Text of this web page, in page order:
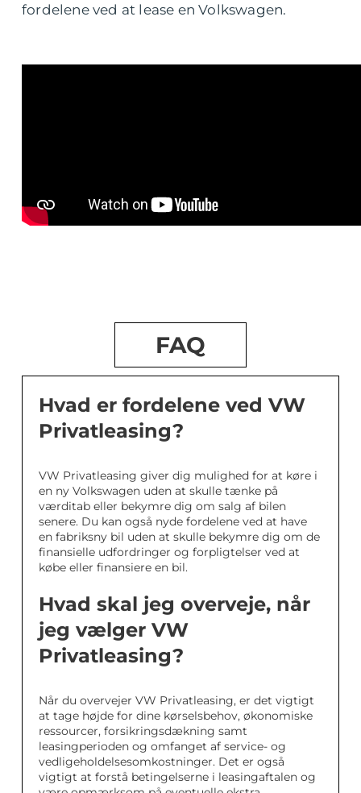
fordelene ved at lease en Volkswagen.
FAQ
Hvad er fordelene ved VW
Privatleasing?
VW Privatleasing giver dig mulighed for at køre i
en ny Volkswagen uden at skulle tænke på
værditab eller bekymre dig om salg af bilen
senere. Du kan også nyde fordelene ved at have
en fabriksny bil uden at skulle bekymre dig om de
finansielle udfordringer og forpligtelser ved at
købe eller finansiere en bil.
Hvad skal jeg overveje, når
jeg vælger VW
Privatleasing?
Når du overvejer VW Privatleasing, er det vigtigt
at tage højde for dine kørselsbehov, økonomiske
ressourcer, forsikringsdækning samt
leasingperioden og omfanget af service- og
vedligeholdelsesomkostninger. Det er også
vigtigt at forstå betingelserne i leasingaftalen og